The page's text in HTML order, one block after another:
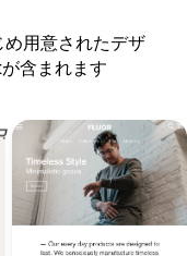
用意されたデザ
含まれます